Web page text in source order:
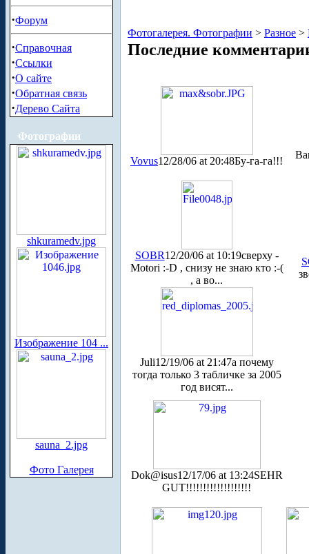
·Форум
·Справочная
·Ссылки
·О сайте
·Обратная связь
·Дерево Сайта
Фотографии
shkuramedv.jpg
Изображение 104 ...
sauna_2.jpg
Фото Галерея
Фотогалерея. Фотографии > Разное >
Последние
Vovus12/28/06 at 20:48Бу-га-га!!!
SOBR12/20/06 at 10:19сверху -
Motori :-D , снизу не знаю кто :-(
, а во...
Juli12/19/06 at 21:47а почему
тогда только 3 табличке за 2005
год висят...
Dok@isus12/17/06 at 13:24SEHR
GUT!!!!!!!!!!!!!!!!!!!